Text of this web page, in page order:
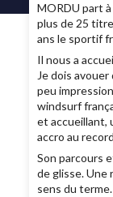
MORDU part
plus de 25
ans le sportif
Il nous a
Je dois avouer
peu
windsurf
et accueillant,
accro au
Son parcours
de glisse. Une
sens du terme.